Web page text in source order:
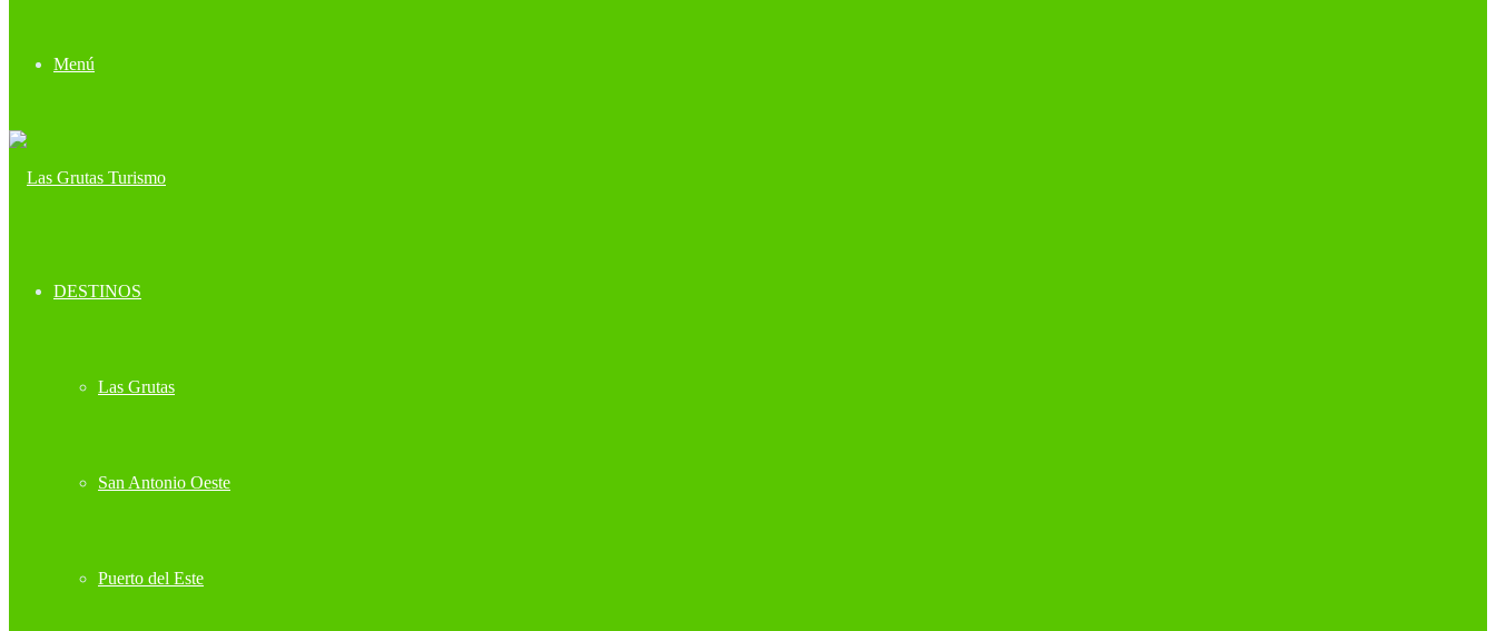
Menú
DESTINOS
Las Grutas
San Antonio Oeste
Puerto del Este